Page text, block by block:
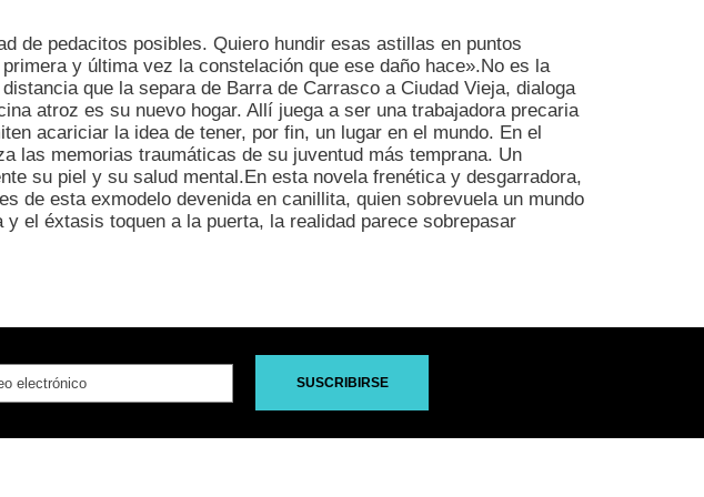
de pedacitos posibles. Quiero hundir esas astillas en puntos
y última vez la constelación que ese daño hace».No es la
que la separa de Barra de Carrasco a Ciudad Vieja, dialoga
atroz es su nuevo hogar. Allí juega a ser una trabajadora precaria
acariciar la idea de tener, por fin, un lugar en el mundo. En el
las memorias traumáticas de su juventud más temprana. Un
su piel y su salud mental.En esta novela frenética y desgarradora,
de esta exmodelo devenida en canillita, quien sobrevuela un mundo
el éxtasis toquen a la puerta, la realidad parece sobrepasar
SUSCRIBIRSE